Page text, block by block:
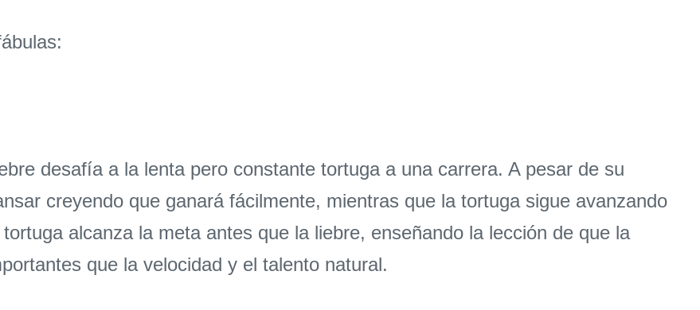
desafía a la lenta pero constante tortuga a una carrera. A pesar de su
creyendo que ganará fácilmente, mientras que la tortuga sigue avanzando
alcanza la meta antes que la liebre, enseñando la lección de que la
que la velocidad y el talento natural.